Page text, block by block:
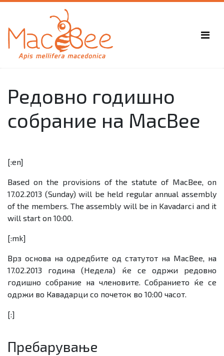
Редовно годишно
собрание на MacBee
[:en]
Based on the provisions of the statute of MacBee, on
17.02.2013 (Sunday) will be held regular annual assembly
of the members. The assembly will be in Kavadarci and it
will start on 10:00.
[:mk]
Врз основа на одредбите од статутот на MacBee, на
17.02.2013 година (Недела) ќе се одржи редовно
годишно собрание на членовите. Собранието ќе се
одржи во Кавадарци со почеток во 10:00 часот.
[:]
Пребарување